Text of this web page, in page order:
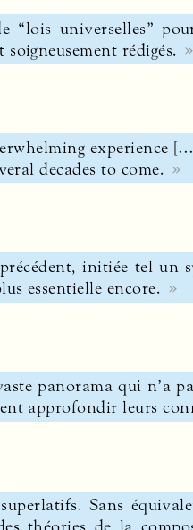
“lois universelles”
rédigés.
experience
decades to come.
initiée tel un
essentielle encore.
panorama qui n’a
approfondir leurs
Sans